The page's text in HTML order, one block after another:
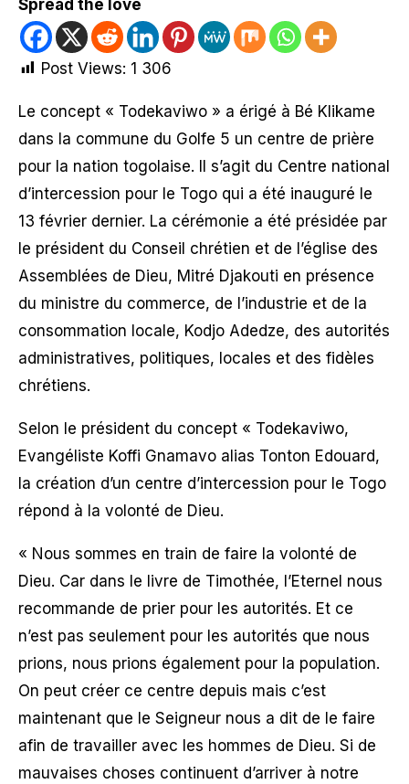
Spread the love
Post Views: 1 306
Le concept « Todekaviwo » a érigé à Bé Klikame
dans la commune du Golfe 5 un centre de prière
pour la nation togolaise. Il s’agit du Centre national
d’intercession pour le Togo qui a été inauguré le
13 février dernier. La cérémonie a été présidée par
le président du Conseil chrétien et de l’église des
Assemblées de Dieu, Mitré Djakouti en présence
du ministre du commerce, de l’industrie et de la
consommation locale, Kodjo Adedze, des autorités
administratives, politiques, locales et des fidèles
chrétiens.
Selon le président du concept « Todekaviwo,
Evangéliste Koffi Gnamavo alias Tonton Edouard,
la création d’un centre d’intercession pour le Togo
répond à la volonté de Dieu.
« Nous sommes en train de faire la volonté de
Dieu. Car dans le livre de Timothée, l’Eternel nous
recommande de prier pour les autorités. Et ce
n’est pas seulement pour les autorités que nous
prions, nous prions également pour la population.
On peut créer ce centre depuis mais c’est
maintenant que le Seigneur nous a dit de le faire
afin de travailler avec les hommes de Dieu. Si de
mauvaises choses continuent d’arriver à notre